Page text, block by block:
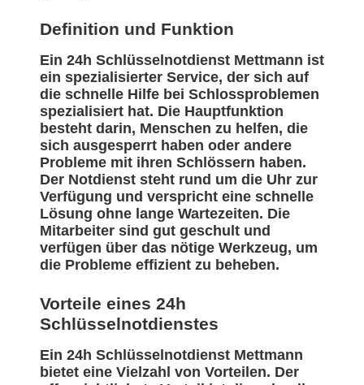
Definition und Funktion
Ein 24h Schlüsselnotdienst Mettmann ist
ein spezialisierter Service, der sich auf
die schnelle Hilfe bei Schlossproblemen
spezialisiert hat. Die Hauptfunktion
besteht darin, Menschen zu helfen, die
sich ausgesperrt haben oder andere
Probleme mit ihren Schlössern haben.
Der Notdienst steht rund um die Uhr zur
Verfügung und verspricht eine schnelle
Lösung ohne lange Wartezeiten. Die
Mitarbeiter sind gut geschult und
verfügen über das nötige Werkzeug, um
die Probleme effizient zu beheben.
Vorteile eines 24h
Schlüsselnotdienstes
Ein 24h Schlüsselnotdienst Mettmann
bietet eine Vielzahl von Vorteilen. Der